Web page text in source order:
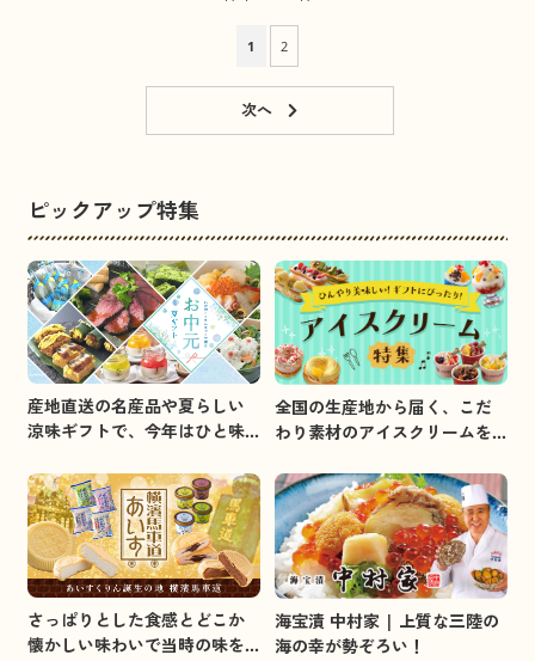
1 2
ピックアップ特集
産地直送の名産品や夏らしい
涼味ギフトで、今年はひと味
全国の生産地から届く、こだ
わり素材のアイスクリームを
さっぱりとした食感とどこか
懐かしい味わいで当時の味を
海宝漬 中村家 | 上質な三陸の
海の幸が勢ぞろい！